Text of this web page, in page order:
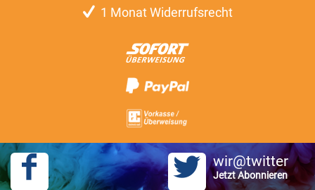
1 Monat Widerrufsrecht
wir@twitter
Jetzt Abonnieren